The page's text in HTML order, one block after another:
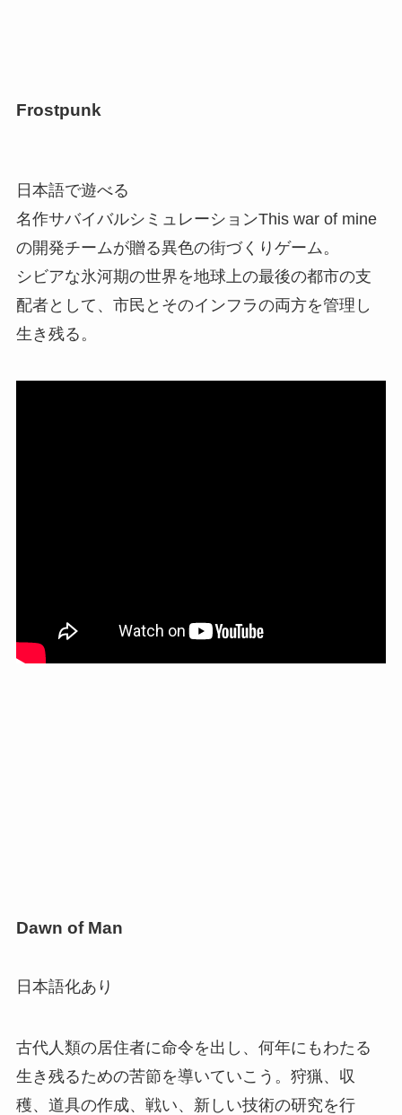
Frostpunk
日本語で遊べる
名作サバイバルシミュレーションThis war of mine
の開発チームが贈る異色の街づくりゲーム。
シビアな氷河期の世界を地球上の最後の都市の支
配者として、市民とそのインフラの両方を管理し
生き残る。
Dawn of Man
日本語化あり
古代人類の居住者に命令を出し、何年にもわたる
生き残るための苦節を導いていこう。狩猟、収
穫、道具の作成、戦い、新しい技術の研究を行